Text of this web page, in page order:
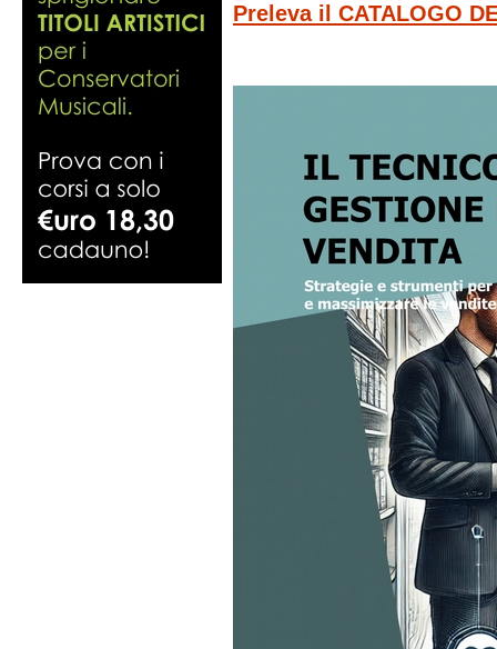
Preleva il CATALOGO